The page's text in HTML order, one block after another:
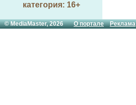
категория: 16+
© MediaMaster, 2026О портале Реклама